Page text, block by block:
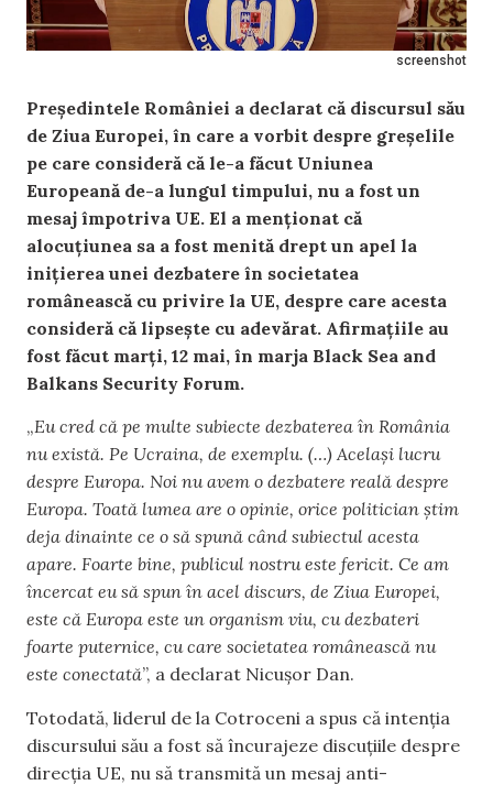
screenshot
Președintele României a declarat că discursul său
de Ziua Europei, în care a vorbit despre greșelile
pe care consideră că le-a făcut Uniunea
Europeană de-a lungul timpului, nu a fost un
mesaj împotriva UE. El a menționat că
alocuțiunea sa a fost menită drept un apel la
inițierea unei dezbatere în societatea
românească cu privire la UE, despre care acesta
consideră că lipsește cu adevărat. Afirmațiile au
fost făcut marți, 12 mai, în marja Black Sea and
Balkans Security Forum.
„Eu cred că pe multe subiecte dezbaterea în România
nu există. Pe Ucraina, de exemplu. (…) Același lucru
despre Europa. Noi nu avem o dezbatere reală despre
Europa. Toată lumea are o opinie, orice politician știm
deja dinainte ce o să spună când subiectul acesta
apare. Foarte bine, publicul nostru este fericit. Ce am
încercat eu să spun în acel discurs, de Ziua Europei,
este că Europa este un organism viu, cu dezbateri
foarte puternice, cu care societatea românească nu
este conectată”, a declarat Nicușor Dan.
Totodată, liderul de la Cotroceni a spus că intenția
discursului său a fost să încurajeze discuțiile despre
direcția UE, nu să transmită un mesaj anti-